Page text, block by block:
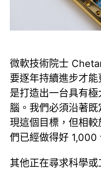
微軟技術院士
要逐年持續進步才
是打造出一台具有
腦。我們必須沿著
現這個目標，但相
們已經做得好 1,000
其他正在尋求科學